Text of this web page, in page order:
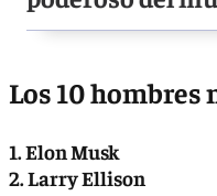
Los 10 hombres
1. Elon Musk
2. Larry Ellison